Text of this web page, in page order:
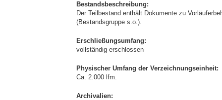
Bestandsbeschreibung:
Der Teilbestand enthält Dokumente zu
(Bestandsgruppe s.o.).
Erschließungsumfang:
vollständig erschlossen
Physischer Umfang der Verzeichnungseinheit:
Ca. 2.000 lfm.
Archivalien: